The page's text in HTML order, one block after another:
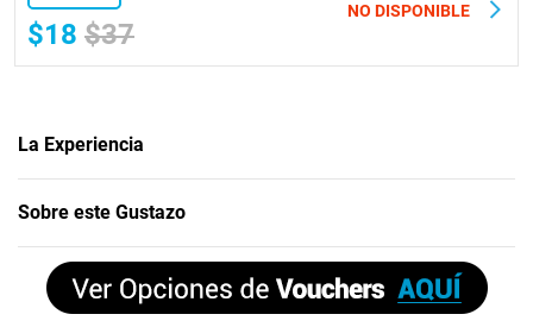
$18 $37
NO DISPONIBLE
La Experiencia
De Akí Cocina Borinqueña
rellenos. El ambiente es acogedor y familiar, ideal para disfrutar de una
comida llena de sazón y cultura, ¡Así que visítalos hoy con este Gustazo™!
Sobre este Gustazo